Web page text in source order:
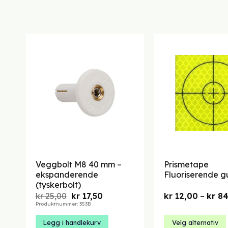
Veggbolt M8 40 mm –
ekspanderende
(tyskerbolt)
kr25,00 Opprinnelig
pris
kr 25,00.
kr17,50Nåværende
Produktnummer: 353B
Legg i handlekurv
Prismetape
Fluoriserende
kr 12,00 – kr
Velg alternativ